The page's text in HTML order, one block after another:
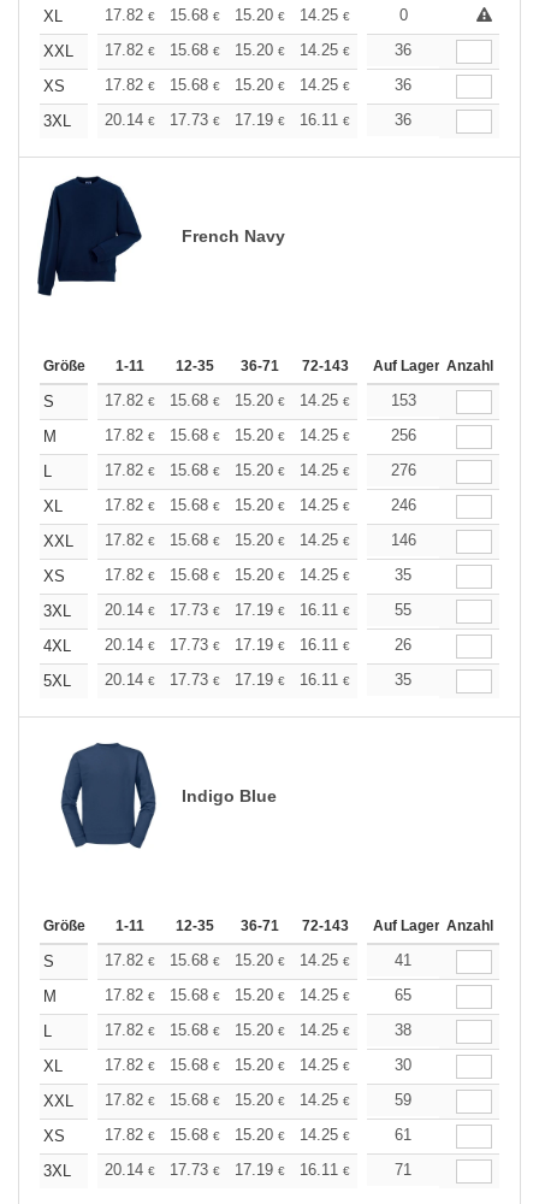
XL 17.82 € 15.68 € 15.20 € 14.25 € 13.54 €
0
XXL
17.82 € 15.68 € 15.20 € 14.25 € 13.54€
36
XS
17.82 € 15.68 € 15.20 € 14.25 € 13.54€
36
3XL
20.14 € 17.73 € 17.19 € 16.11 € 15.31€
36
French Navy
Größe 1-11 12-35 36-71 72-143 144-287 288 +
Auf Lager Anzahl
S 17.82 € 15.68 € 15.20 € 14.25 € 13.54€
153
M
17.82 € 15.68 € 15.20 € 14.25 € 13.54€
256
L
17.82 € 15.68 € 15.20 € 14.25 € 13.54€
276
XL
17.82 € 15.68 € 15.20 € 14.25 € 13.54€
246
XXL
17.82 € 15.68 € 15.20 € 14.25 € 13.54€
146
XS
17.82 € 15.68 € 15.20 € 14.25 € 13.54€
35
3XL
20.14 € 17.73 € 17.19 € 16.11 € 15.31€
55
4XL
20.14 € 17.73 € 17.19 € 16.11 € 15.31€
26
5XL
20.14 € 17.73 € 17.19 € 16.11 € 15.31€
35
Indigo Blue
Größe 1-11 12-35 36-71 72-143 144-287 288 +
Auf Lager Anzahl
S 17.82 € 15.68 € 15.20 € 14.25 € 13.54€
41
M
17.82 € 15.68 € 15.20 € 14.25 € 13.54€
65
L
17.82 € 15.68 € 15.20 € 14.25 € 13.54€
38
XL
17.82 € 15.68 € 15.20 € 14.25 € 13.54€
30
XXL
17.82 € 15.68 € 15.20 € 14.25 € 13.54€
59
XS
17.82 € 15.68 € 15.20 € 14.25 € 13.54€
61
3XL
20.14 € 17.73 € 17.19 € 16.11 € 15.31€
71